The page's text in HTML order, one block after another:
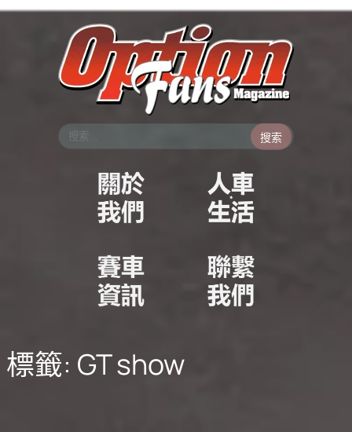
搜索
標籤: GT show